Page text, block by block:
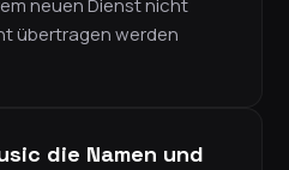
übertragen werden
die Namen und